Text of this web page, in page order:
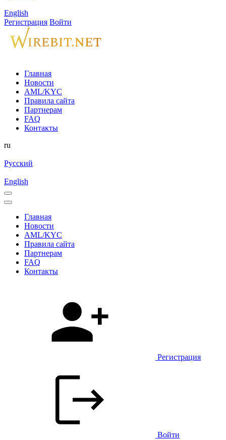
English
Регистрация Войти
Главная
Новости
AML/KYC
Правила сайта
Партнерам
FAQ
Контакты
ru
Русский
English
Главная
Новости
AML/KYC
Правила сайта
Партнерам
FAQ
Контакты
Регистрация
Войти